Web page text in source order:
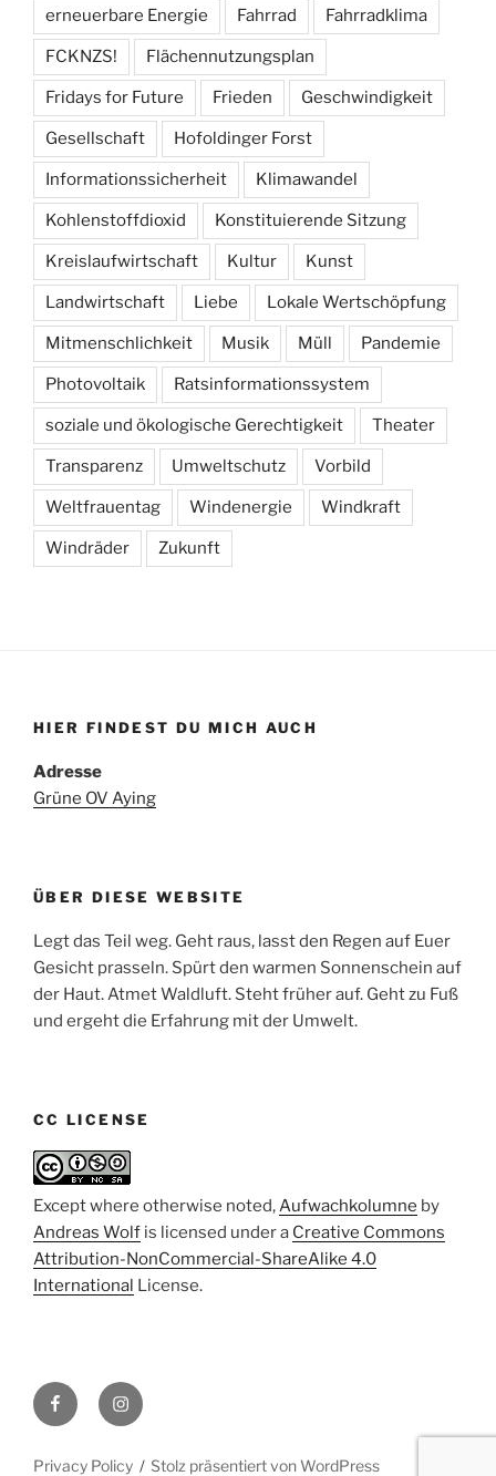
erneuerbare Energie Fahrrad Fahrradklima
FCKNZS! Flächennutzungsplan
Fridays for Future Frieden Geschwindigkeit
Gesellschaft Hofoldinger Forst
Informationssicherheit Klimawandel
Kohlenstoffdioxid Konstituierende Sitzung
Kreislaufwirtschaft Kultur Kunst
Landwirtschaft Liebe Lokale Wertschöpfung
Mitmenschlichkeit Musik Müll Pandemie
Photovoltaik Ratsinformationssystem
soziale und ökologische Gerechtigkeit Theater
Transparenz Umweltschutz Vorbild
Weltfrauentag Windenergie Windkraft
Windräder Zukunft
HIER FINDEST DU MICH AUCH
Adresse
Grüne OV Aying
ÜBER DIESE WEBSITE
Legt das Teil weg. Geht raus, lasst den Regen auf Euer
Gesicht prasseln. Spürt den warmen Sonnenschein auf
der Haut. Atmet Waldluft. Steht früher auf. Geht zu Fuß
und ergeht die Erfahrung mit der Umwelt.
CC LICENSE
Except where otherwise noted,Aufwachkolumne by
Andreas Wolf is licensed under a Creative Commons
Attribution-NonCommercial-ShareAlike 4.0
International License.
FacebookInstagram
Privacy Policy Stolz präsentiert von WordPress